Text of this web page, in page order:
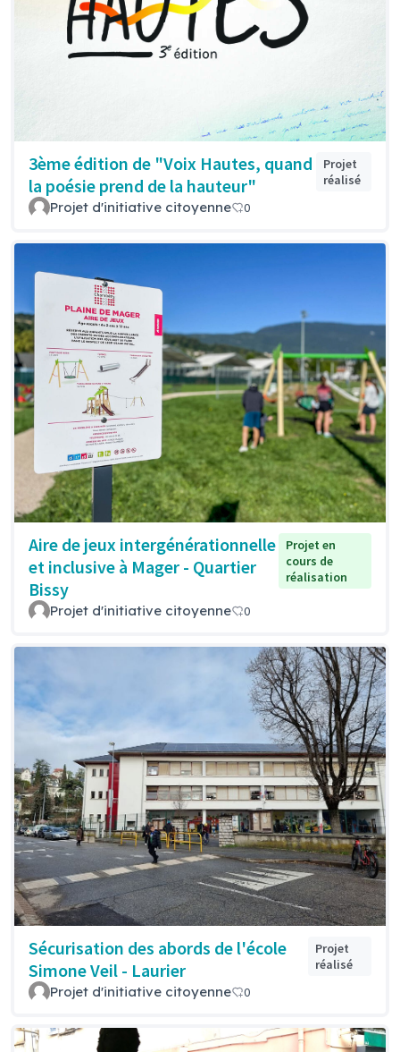
3ème édition de "Voix Hautes, quand
la poésie prend de la hauteur"
Projet
réalisé
Projet d'initiative citoyenne 0
Aire de jeux intergénérationnelle
et inclusive à Mager - Quartier
Bissy
Projet en
cours de
réalisation
Projet d'initiative citoyenne 0
Sécurisation des abords de l'école
Simone Veil - Laurier
Projet
réalisé
Projet d'initiative citoyenne 0